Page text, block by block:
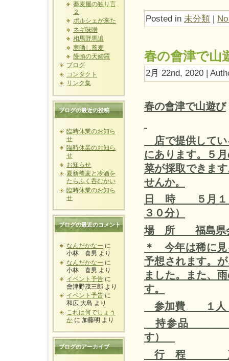
蕎麦屋の独り言
２
ポルシェが来た
ネギ味噌
相馬野馬追
寒晒し蕎麦
饅頭の天婦羅
ブログ
コンタクト
リンク集
ブログの最近の投稿
臨時休業のお知ら
せ
臨時休業のお知ら
せ
お知らせ
夏新蕎麦と冷酒を
たらふく呑むかい
臨時休業のお知ら
せ
ブログの最近のコメント
なんだかなー に
小林 喜男 より
なんだかなー に
小林 喜男 より
イベント予告 に
會津野茂三郎 より
イベント予告 に
和広 大島 より
これは何でしょう
か に 加藤明 より
ブログのアーカイブ
Posted in 未分類 |
春の會津で山
2月 22nd, 2020 |
春の會津で山遊び
店で提供してい
にあります。５
菜が採取できま
せんか。
日 時 ５月１
３０分）
場 所 福島県会
＊
今年は稀に
予想されます
ました。また、
す。
参加費 １
持参品
す）
行 程
茂